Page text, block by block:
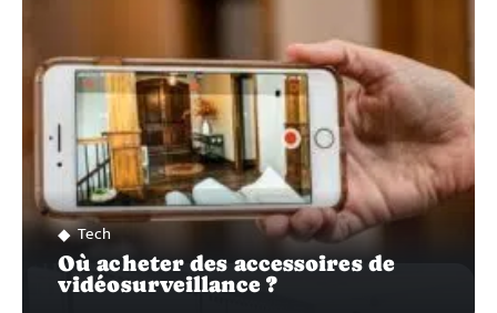
Tech
Où acheter des accessoires de
vidéosurveillance ?